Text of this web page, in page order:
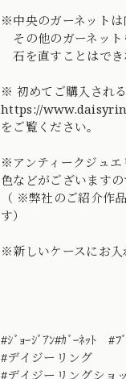
※中央のガーネット
その他のガーネット
石を直すことはでき
※ 初めてご購入され
https://
をご覧ください。
※アンティークジュエ
色などがございますの
（ ※弊社のご紹介作
す）
※新しいケースにお入
#ｼﾞｮｰｼﾞｱﾝ#ｶﾞｰﾈｯﾄ #ﾌ
#デイジーリング
#デイジーリングショ